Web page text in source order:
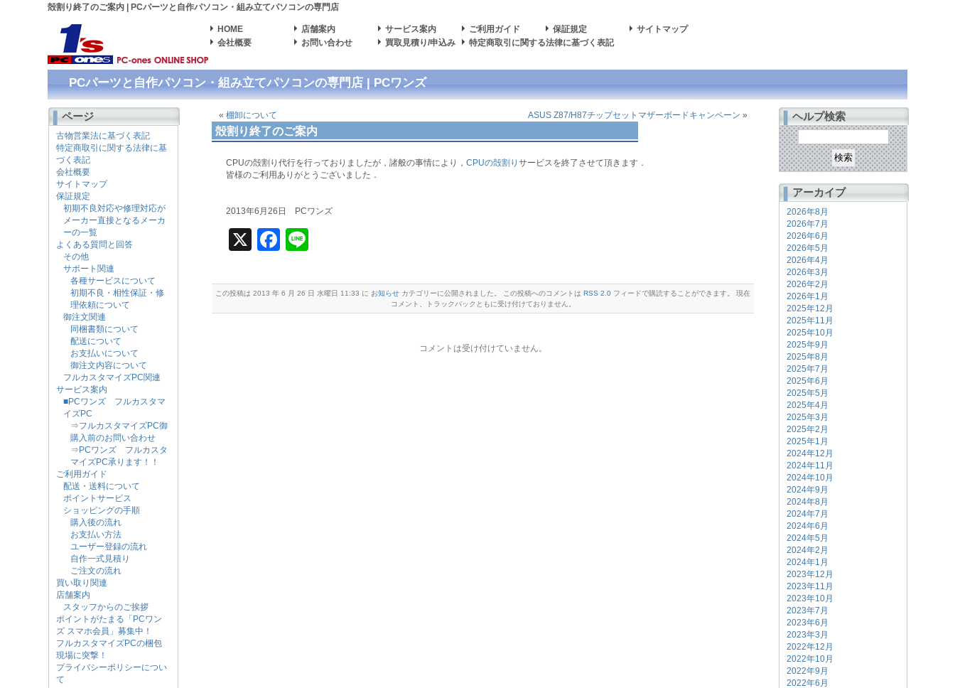
殻割り終了のご案内 | PCパーツと自作パソコン・組み立てパソコンの専門店
HOME 店舗案内 サービス案内 ご利用ガイド 保証規定
サイトマップ
会社概要
お問い合わせ 買取見積り/申込み 特定商取引に関する法律に基づく表記
PCパーツと自作パソコン・組み立てパソコンの専門店 | PCワンズ
ページ
古物営業法に基づく表記
特定商取引に関する法律に基
づく表記
会社概要
サイトマップ
保証規定
初期不良対応や修理対応が
メーカー直接となるメーカ
ーの一覧
よくある質問と回答
その他
サポート関連
各種サービスについて
初期不良・相性保証・修
理依頼について
御注文関連
同梱書類について
配送について
お支払いについて
御注文内容について
フルカスタマイズPC関連
サービス案内
■PCワンズ フルカスタマ
イズPC
⇒フルカスタマイズPC御
購入前のお問い合わせ
⇒PCワンズ フルカスタ
マイズPC承ります！！
ご利用ガイド
配送・送料について
ポイントサービス
ショッピングの手順
購入後の流れ
お支払い方法
ユーザー登録の流れ
自作一式見積り
ご注文の流れ
買い取り関連
店舗案内
スタッフからのご挨拶
ポイントがたまる「PCワン
ズ スマホ会員」募集中！
フルカスタマイズPCの梱包
現場に突撃！
プライバシーポリシーについ
て
« 棚卸について ASUS Z87/H87チップセットマザーボードキャンペーン »
殻割り終了のご案内
CPUの殻割り代行を行っておりましたが，諸般の事情により，CPUの殻割りサービスを終了させて頂きます．
皆様のご利用ありがとうございました．
2013年6月26日 PCワンズ
X Facebook
この投稿は 2013 年 6 月 26 日 水曜日 11:33 に お知らせ カテゴリーに公開されました。 この投稿へのコメントはRSS 2.0 フィードで購読することができます。 現在
コメント、トラックバックともに受け付けておりません。
コメントは受け付けていません。
ヘルプ検索
アーカイブ
2026年8月
2026年7月
2026年6月
2026年5月
2026年4月
2026年3月
2026年2月
2026年1月
2025年12月
2025年11月
2025年10月
2025年9月
2025年8月
2025年7月
2025年6月
2025年5月
2025年4月
2025年3月
2025年2月
2025年1月
2024年12月
2024年11月
2024年10月
2024年9月
2024年8月
2024年7月
2024年6月
2024年5月
2024年2月
2024年1月
2023年12月
2023年11月
2023年10月
2023年7月
2023年6月
2023年3月
2022年12月
2022年10月
2022年9月
2022年6月